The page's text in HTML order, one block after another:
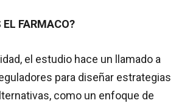
EL FARMACO?
el estudio hace un llamado a
para diseñar estrategias
como un enfoque de